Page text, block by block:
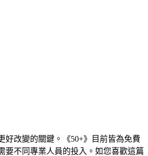
好改變的關鍵。《50+》目前皆為免費
要不同專業人員的投入。如您喜歡這篇